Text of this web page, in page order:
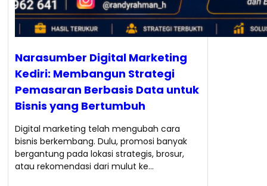
Narasumber Digital Marketing
Kediri: Membangun Strategi
Pemasaran Berbasis Data untuk
Bisnis yang Bertumbuh
Digital marketing telah mengubah cara
bisnis berkembang. Dulu, promosi banyak
bergantung pada lokasi strategis, brosur,
atau rekomendasi dari mulut ke…